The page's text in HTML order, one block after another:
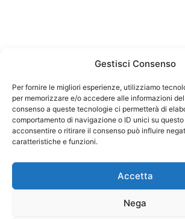
Gestisci Consenso
Per fornire le migliori esperienze, utilizziamo
per memorizzare e/o accedere alle informazioni
consenso a queste tecnologie ci permetterà di
comportamento di navigazione o ID unici su questo
acconsentire o ritirare il consenso può influire
caratteristiche e funzioni.
Accetta
Nega
Federazione Nazionale Degli
codice fiscale
Responsabile sito internet